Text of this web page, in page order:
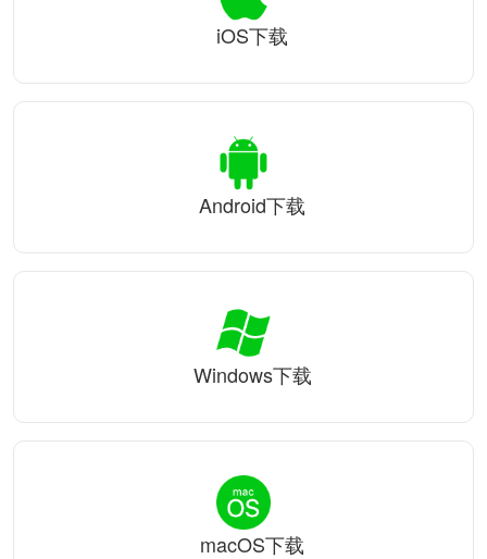
iOS下载
Android下载
Windows下载
macOS下载